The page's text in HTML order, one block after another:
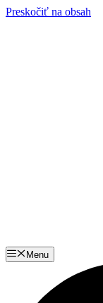
Preskočiť na obsah
Menu